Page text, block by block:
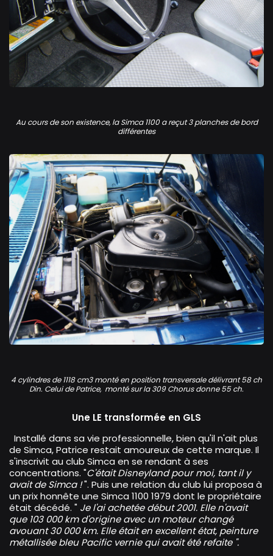
Au cours de son existence, la Simca 1100 a reçut 3 planches de bord
différentes
4 cylindres de 1118 cm3 monté en position transversale délivrant 58 ch
Din. Celui de Patrice, monté sur la 309 Chorus donne 55 ch.
Une LE transformée en GLS
Installé dans sa vie professionnelle, bien qu'il n'ait plus
de Simca, Patrice restait amoureux de cette marque. Il
s'inscrivit au club Simca en se rendant à ses
concentrations. "C'était Disneyland pour moi, tant il y
avait de Simca !". Puis une relation du club lui proposa à
un prix honnête une Simca 1100 1979 dont le propriétaire
était décédé. " Je l'ai achetée début 2001. Elle n'avait
que 103 000 km d'origine avec un moteur changé
avouant 30 000 km. Elle était en excellent état, peinture
métallisée bleu Pacific vernie qui avait été refaite ".